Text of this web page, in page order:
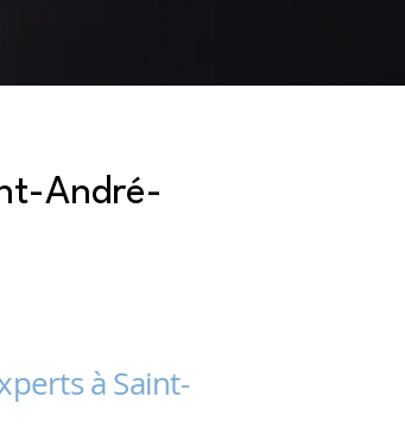
André-
à Saint-